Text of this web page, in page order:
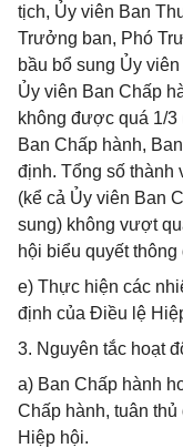
tịch, Ủy viên Ban
Trưởng ban, Phó
bầu bổ sung Ủy
Ủy viên Ban Chấp
không được quá 1/
Ban Chấp hành,
định. Tổng số thành
(kể cả Ủy viên Ban
sung) không vượt
hội biểu quyết thông
e) Thực hiện các
định của Điều lệ
3. Nguyên tắc hoạt
a) Ban Chấp hành
Chấp hành, tuân
Hiệp hội.